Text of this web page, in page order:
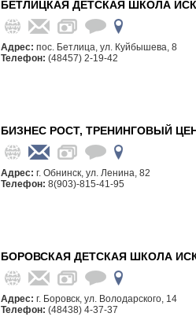
БЕТЛИЦКАЯ ДЕТСКАЯ ШКОЛА
Адрес: пос. Бетлица, ул. Куйбышева, 8
Телефон: (48457) 2-19-42
БИЗНЕС РОСТ, ТРЕНИНГОВЫЙ
Адрес: г. Обнинск, ул. Ленина, 82
Телефон: 8(903)-815-41-95
БОРОВСКАЯ ДЕТСКАЯ ШКОЛА
Адрес: г. Боровск, ул. Володарского, 14
Телефон: (48438) 4-37-37